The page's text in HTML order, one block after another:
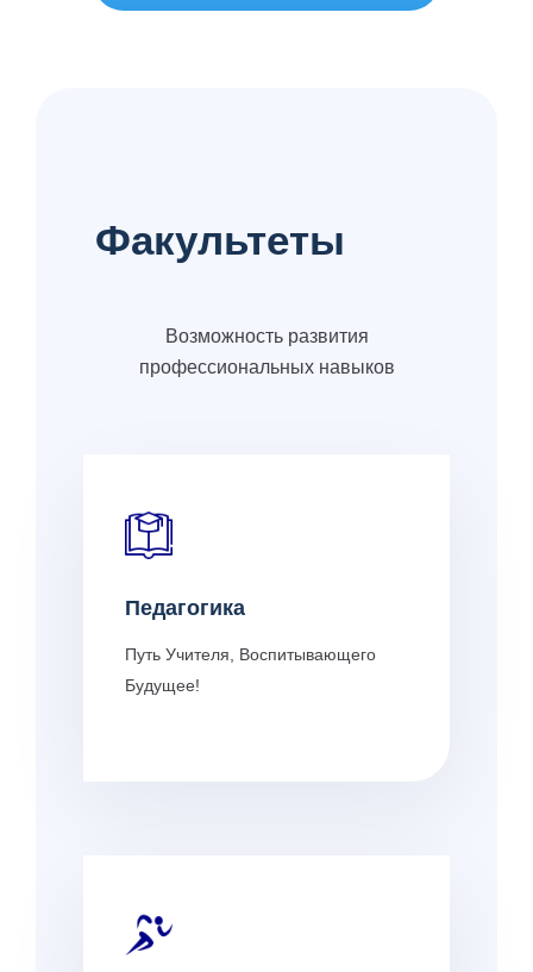
Факультеты
Возможность развития
профессиональных навыков
Педагогика
Путь Учителя, Воспитывающего
Будущее!